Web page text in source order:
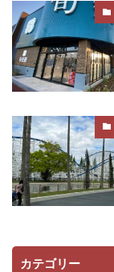
カテゴリー